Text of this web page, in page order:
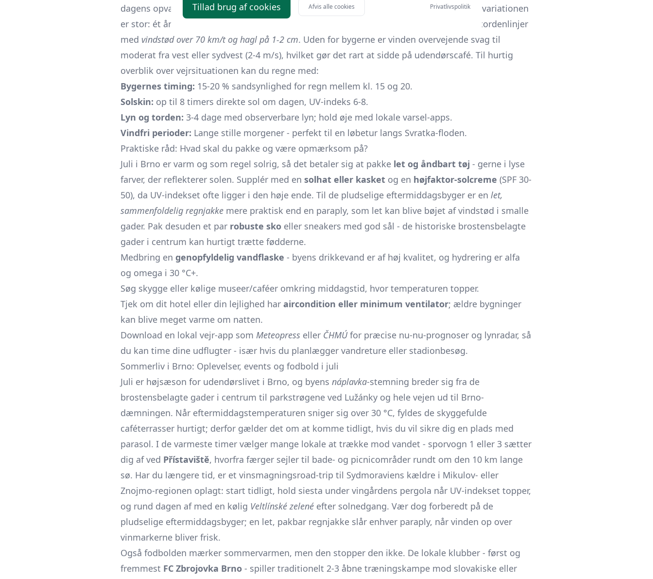
dagens opvarmning. Statistikken siger
ca. 60-80 mm i alt 8-10 regnvejrsdage, men variationen
er stor: ét år kan bygecellerne glide uden om byen, det næste kan du få et par kraftige tordenlinjer
med vindstød over 70 km/t og hagl på 1-2 cm. Uden for bygerne er vinden overvejende svag til
moderat fra vest eller sydvest (2-4 m/s), hvilket gør det rart at sidde på udendørscafé. Til hurtig
overblik over vejrsituationen kan du regne med:
Bygernes timing: 15-20 % sandsynlighed for regn mellem kl. 15 og 20.
Solskin: op til 8 timers direkte sol om dagen, UV-indeks 6-8.
Lyn og torden: 3-4 dage med observerbare lyn; hold øje med lokale varsel-apps.
Vindfri perioder: Lange stille morgener - perfekt til en løbetur langs Svratka-floden.
Praktiske råd: Hvad skal du pakke og være opmærksom på?
Juli i Brno er varm og som regel solrig, så det betaler sig at pakke let og åndbart tøj - gerne i lyse
farver, der reflekterer solen. Supplér med en solhat eller kasket og en højfaktor-solcreme (SPF 30-
50), da UV-indekset ofte ligger i den høje ende. Til de pludselige eftermiddagsbyger er en let,
sammenfoldelig regnjakke mere praktisk end en paraply, som let kan blive bøjet af vindstød i smalle
gader. Pak desuden et par robuste sko eller sneakers med god sål - de historiske brostensbelagte
gader i centrum kan hurtigt trætte fødderne.
Medbring en genopfyldelig vandflaske - byens drikkevand er af høj kvalitet, og hydrering er alfa
og omega i 30 °C+.
Søg skygge eller kølige museer/caféer omkring middagstid, hvor temperaturen topper.
Tjek om dit hotel eller din lejlighed har aircondition eller minimum ventilator; ældre bygninger
kan blive meget varme om natten.
Download en lokal vejr-app som Meteopress eller ČHMÚfor præcise nu-nu-prognoser og lynradar, så
du kan time dine udflugter - især hvis du planlægger vandreture eller stadionbesøg.
Sommerliv i Brno: Oplevelser, events og fodbold i juli
Juli er højsæson for udendørslivet i Brno, og byens náplavka-stemning breder sig fra de
brostensbelagte gader i centrum til parkstrøgene ved Lužánky og hele vejen ud til Brno-
dæmningen. Når eftermiddagstemperaturen sniger sig over 30 °C, fyldes de skyggefulde
caféterrasser hurtigt; derfor gælder det om at komme tidligt, hvis du vil sikre dig en plads med
parasol. I de varmeste timer vælger mange lokale at trække mod vandet - sporvogn 1 eller 3 sætter
dig af ved Přístaviště, hvorfra færger sejler til bade- og picnicområder rundt om den 10 km lange
sø. Har du længere tid, er et vinsmagnings­road-trip til Sydmoraviens kældre i Mikulov- eller
Znojmo-regionen oplagt: start tidligt, hold siesta under vingårdens pergola når UV-indekset topper,
og rund dagen af med en kølig Veltlínské zelené efter solnedgang. Vær dog forberedt på de
pludselige eftermiddags­byger; en let, pakbar regnjakke slår enhver paraply, når vinden op over
vinmarkerne bliver frisk.
Også fodbolden mærker sommervarmen, men den stopper den ikke. De lokale klubber - først og
fremmest FC Zbrojovka Brno - spiller traditionelt 2-3 åbne træningskampe mod slovakiske eller
Tillad brug af cookies Afvis alle cookies Privatlivspolitik